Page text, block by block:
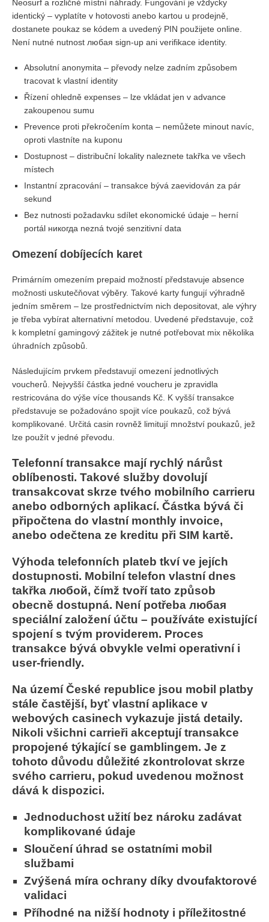
Neosurf a rozličné místní náhrady. Fungování je vždycky
identický – vyplatíte v hotovosti anebo kartou u prodejně,
dostanete poukaz se kódem a uvedený PIN použijete online.
Není nutné nutnost любая sign-up ani verifikace identity.
Absolutní anonymita – převody nelze zadním způsobem
tracovat k vlastní identity
Řízení ohledně expenses – lze vkládat jen v advance
zakoupenou sumu
Prevence proti překročením konta – nemůžete minout navíc,
oproti vlastníte na kuponu
Dostupnost – distribuční lokality naleznete takřka ve všech
místech
Instantní zpracování – transakce bývá zaevidován za pár
sekund
Bez nutnosti požadavku sdílet ekonomické údaje – herní
portál никогда nezná tvojé senzitivní data
Omezení dobíjecích karet
Primárním omezením prepaid možností představuje absence
možnosti uskutečňovat výběry. Takové karty fungují výhradně
jedním směrem – lze prostřednictvím nich depositovat, ale výhry
je třeba vybírat alternativní metodou. Uvedené představuje, což
k kompletní gamingový zážitek je nutné potřebovat mix několika
úhradních způsobů.
Následujícím prvkem představují omezení jednotlivých
voucherů. Nejvyšší částka jedné voucheru je zpravidla
restricována do výše více thousands Kč. K vyšší transakce
představuje se požadováno spojit více poukazů, což bývá
komplikované. Určitá casin rovněž limitují množství poukazů, jež
lze použít v jedné převodu.
Telefonní transakce mají rychlý nárůst
oblíbenosti. Takové služby dovolují
transakcovat skrze tvého mobilního carrieru
anebo odborných aplikací. Částka bývá či
připočtena do vlastní monthly invoice,
anebo odečtena ze kreditu při SIM kartě.
Výhoda telefonních plateb tkví ve jejích
dostupnosti. Mobilní telefon vlastní dnes
takřka любой, čímž tvoří tato způsob
obecně dostupná. Není potřeba любая
speciální založení účtu – používáte existující
spojení s tvým providerem. Proces
transakce bývá obvykle velmi operativní i
user-friendly.
Na území České republice jsou mobil platby
stále častější, byť vlastní aplikace v
webových casinech vykazuje jistá detaily.
Nikoli všichni carrieři akceptují transakce
propojené týkající se gamblingem. Je z
tohoto důvodu důležité zkontrolovat skrze
svého carrieru, pokud uvedenou možnost
dává k dispozici.
Jednoduchost užití bez nároku zadávat
komplikované údaje
Sloučení úhrad se ostatními mobil
službami
Zvýšená míra ochrany díky dvoufaktorové
validaci
Příhodné na nižší hodnoty i příležitostné